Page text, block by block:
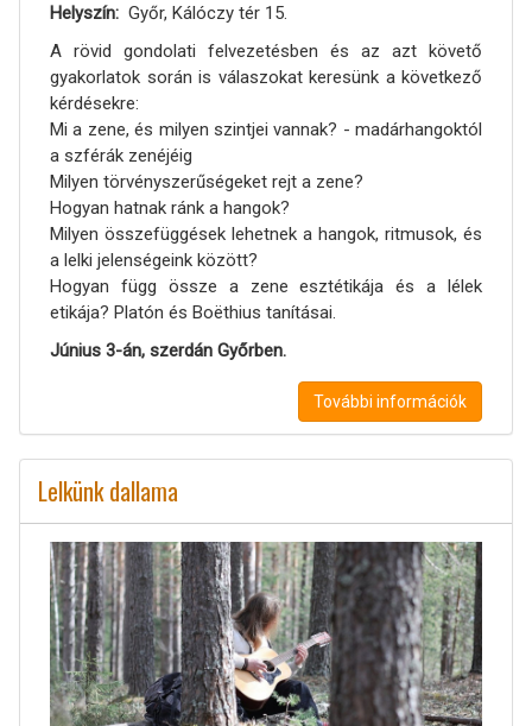
Helyszín
Győr, Kálóczy tér 15.
A rövid gondolati felvezetésben és az azt követő
gyakorlatok során is válaszokat keresünk a következő
kérdésekre:
Mi a zene, és milyen szintjei vannak? - madárhangoktól
a szférák zenéjéig
Milyen törvényszerűségeket rejt a zene?
Hogyan hatnak ránk a hangok?
Milyen összefüggések lehetnek a hangok, ritmusok, és
a lelki jelenségeink között?
Hogyan függ össze a zene esztétikája és a lélek
etikája? Platón és Boëthius tanításai.
Június 3-án, szerdán Győrben.
További információk
Lelkünk dallama